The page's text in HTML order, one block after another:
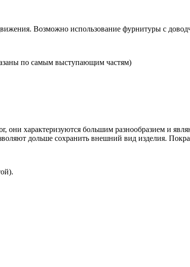
Возможно использование фурнитуры с
по самым выступающим частям)
характеризуются большим разнообразием и
дольше сохранить внешний вид изделия.